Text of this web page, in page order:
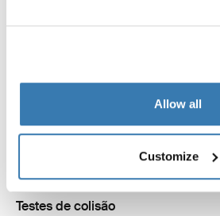
Allow all
Customize
Testes de colisão